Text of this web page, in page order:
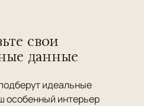
свои
данные
идеальные
особенный интерьер